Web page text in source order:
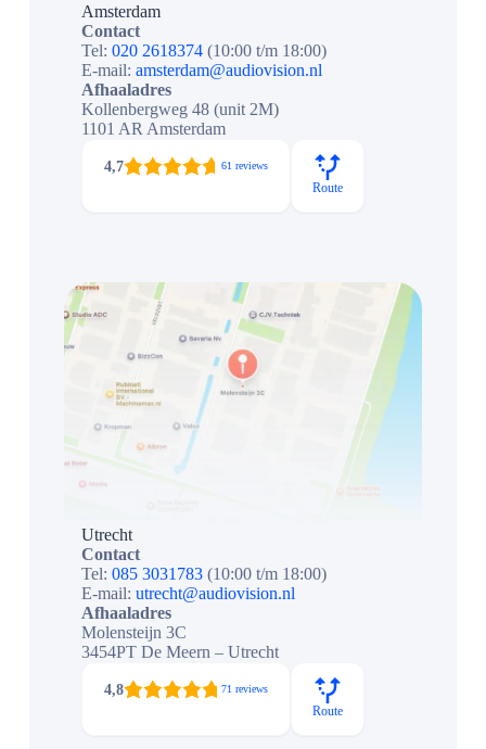
Amsterdam
Contact
Tel: 020 2618374(10:00 t/m 18:00)
E-mail: amsterdam@audiovision.nl
Afhaaladres
Kollenbergweg 48 (unit 2M)
1101 AR Amsterdam
4,7 61 reviews
Route
Utrecht
Contact
Tel: 085 3031783(10:00 t/m 18:00)
E-mail: utrecht@audiovision.nl
Afhaaladres
Molensteijn 3C
3454PT De Meern – Utrecht
4,8 71 reviews
Route